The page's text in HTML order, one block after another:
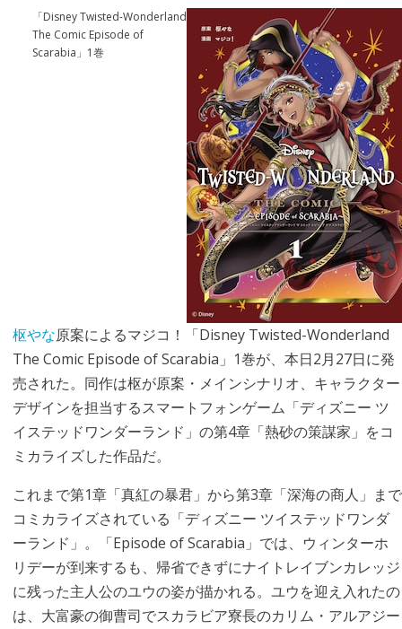
「Disney Twisted-Wonderland
The Comic Episode of
Scarabia」1巻
枢やな原案によるマジコ！「Disney Twisted-Wonderland
The Comic Episode of Scarabia」1巻が、本日2月27日に発
売された。同作は枢が原案・メインシナリオ、キャラクター
デザインを担当するスマートフォンゲーム「ディズニー ツ
イステッドワンダーランド」の第4章「熱砂の策謀家」をコ
ミカライズした作品だ。
これまで第1章「真紅の暴君」から第3章「深海の商人」まで
コミカライズされている「ディズニー ツイステッドワンダ
ーランド」。「Episode of Scarabia」では、ウィンターホ
リデーが到来するも、帰省できずにナイトレイブンカレッジ
に残った主人公のユウの姿が描かれる。ユウを迎え入れたの
は、大富豪の御曹司でスカラビア寮長のカリム・アルアジー